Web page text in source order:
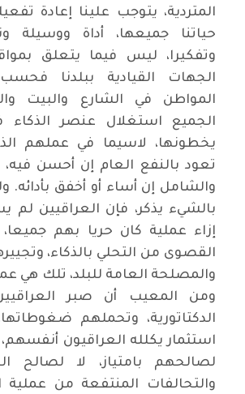
المتردية، يتوجب علينا إعادة
حياتنا جميعها، أداة ووسيلة
وتفكيرا، ليس فيما يتعلق
الجهات القيادية ببلدنا
المواطن في الشارع والبيت
الجميع استغلال عنصر
يخطونها، لاسيما في عملهم
تعود بالنفع العام إن أحسن فيه،
والشامل إن أساء أو أخفق بأدائه.
بالشيء يذكر، فإن العراقيين لم
إزاء عملية كان حريا بهم جميعا،
القصوى من التحلي بالذكاء،
والمصلحة العامة للبلد، تلك هي
ومن المعيب أن صبر
الدكتاتورية، وتحملهم
استثمار يكلله العراقيون أنفسهم،
لصالحهم بامتياز، لا لصالح
والتحالفات المنتفعة من عملية